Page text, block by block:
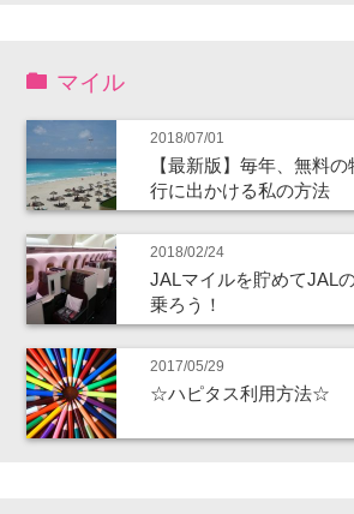
マイル
2018/07/01
【最新版】毎年、無料
行に出かける私の方法
2018/02/24
JALマイルを貯めてJAL
乗ろう！
2017/05/29
☆ハピタス利用方法☆